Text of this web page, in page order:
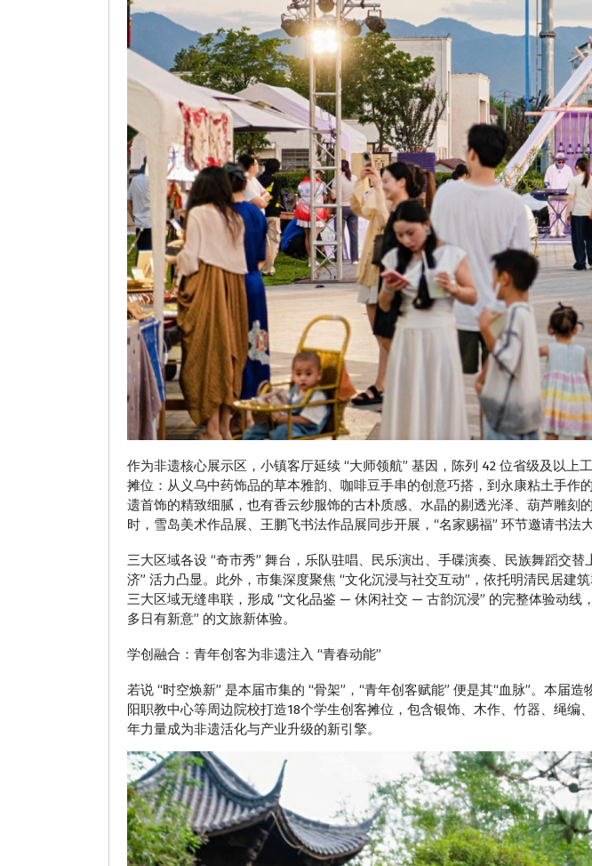
作为非遗核心展示区，小镇客厅延续 “大师领航” 基因，陈列 42 位省级及以
摊位：从义乌中药饰品的草本雅韵、咖啡豆手串的创意巧搭，到永康粘土手
遗首饰的精致细腻，也有香云纱服饰的古朴质感、水晶的剔透光泽、葫芦雕
时，雪岛美术作品展、王鹏飞书法作品展同步开展，“名家赐福” 环节邀请书
三大区域各设 “奇市秀” 舞台，乐队驻唱、民乐演出、手碟演奏、民族舞蹈交
济” 活力凸显。此外，市集深度聚焦 “文化沉浸与社交互动”，依托明清民居建
三大区域无缝串联，形成 “文化品鉴 — 休闲社交 — 古韵沉浸” 的完整体验动线
多日有新意” 的文旅新体验。
学创融合：青年创客为非遗注入 “青春动能”
若说 “时空焕新” 是本届市集的 “骨架”，“青年创客赋能” 便是其“血脉”。本届
阳职教中心等周边院校打造18个学生创客摊位，包含银饰、木作、竹器、绳
年力量成为非遗活化与产业升级的新引擎。